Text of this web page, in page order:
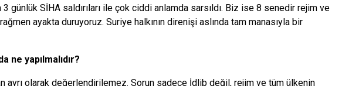
günlük SİHA saldırıları ile çok ciddi anlamda sarsıldı. Biz ise 8 senedir rejim ve
rağmen ayakta duruyoruz. Suriye halkının direnişi aslında tam manasıyla bir
ne yapılmalıdır?
ayrı olarak değerlendirilemez. Sorun sadece İdlib değil, rejim ve tüm ülkenin